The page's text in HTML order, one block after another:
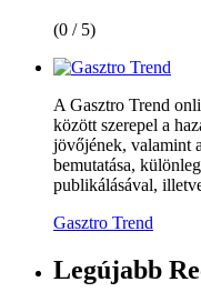
(0 / 5)
A Gasztro Trend
között szerepel a
jövőjének, valamint
bemutatása,
publikálásával,
Gasztro Trend
Legújabb